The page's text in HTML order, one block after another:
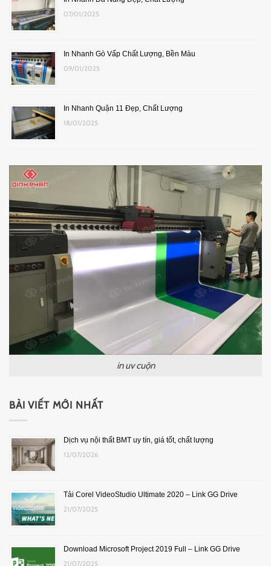
07/01/2025
In Nhanh Gò Vấp Chất Lượng, Bền Màu
09/01/2025
In Nhanh Quận 11 Đẹp, Chất Lượng
18/01/2025
in uv cuộn
BÀI VIẾT MỚI NHẤT
Dịch vụ nội thất BMT uy tín, giá tốt, chất lượng
12/07/2026
Tải Corel VideoStudio Ultimate 2020 – Link GG Drive
21/07/2025
Download Microsoft Project 2019 Full – Link GG Drive
21/07/2025